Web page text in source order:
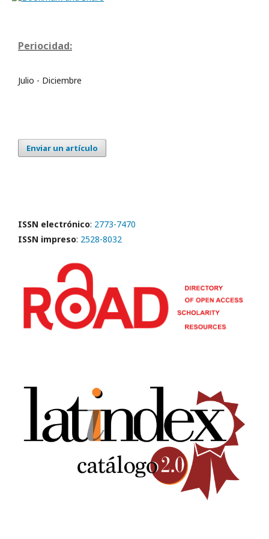
Periocidad:
Julio - Diciembre
Enviar un artículo
ISSN electrónico: 2773-7470
ISSN impreso: 2528-8032